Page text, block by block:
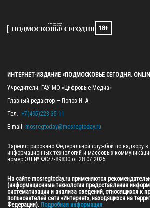
18+
ИНТЕРНЕТ-ИЗДАНИЕ «ПОДМОСКОВЬЕ СЕГОДНЯ.
Учредители: ГАУ МО «Цифровые Медиа»
Главный редактор — Попов И. А.
Тел.: +7(495)223-35-11
E-mail: mosregtoday@mosregtoday.ru
Зарегистрировано Федеральной службой по надзору
информационных технологий и массовых
номер ЭЛ № ФС77-89830 от 28.07.2025
На сайте mosregtoday.ru применяются
(информационные технологии предоставления
систематизации и анализа сведений, относящихся к
пользователей сети «Интернет», находящихся на
Федерации). Подробная информация